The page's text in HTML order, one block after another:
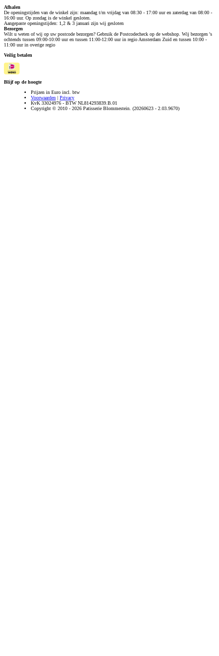
Afhalen
De openingstijden van de winkel zijn: maandag t/m vrijdag van 08:30 - 17:00 uur en zaterdag van 08:00 -
16:00 uur. Op zondag is de winkel gesloten.
Aangepaste openingstijden: 1,2 & 3 januari zijn wij gesloten
Bezorgen
Wilt u weten of wij op uw postcode bezorgen? Gebruik de Postcodecheck op de webshop. Wij bezorgen 's
ochtends tussen 09:00-10:00 uur en tussen 11:00-12:00 uur in regio Amsterdam Zuid en tussen 10:00 -
11:00 uur in overige regio
Veilig betalen
Blijf op de hoogte
Prijzen in Euro incl. btw
Voorwaarden | Privacy
KvK 33024976 - BTW NL814293839.B.01
Copyright © 2010 - 2026 Patisserie Blommestein. (20260623 - 2.03.9670)